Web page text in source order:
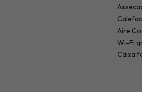
Aire
Wi-Fi
Caixa